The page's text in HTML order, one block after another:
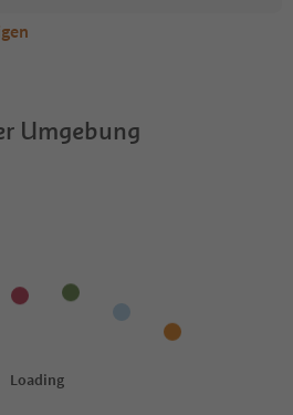
Distinctive Luxury
Luxury Dolomiti
Luxury Dolomiti
Umgebung